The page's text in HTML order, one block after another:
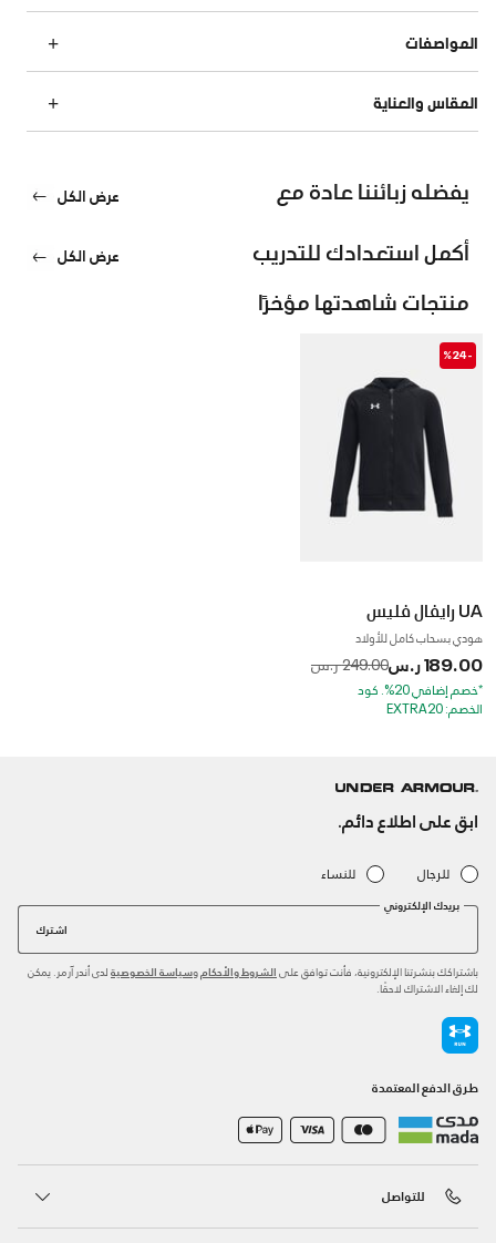
المواصفات
المقاس والعناية
يفضله زبائننا عادة مع عرض الكل
أكمل استعدادك للتدريب عرض الكل
منتجات شاهدتها مؤخرًا
-%24
UA رايفال فليس
هودي بسحاب كامل للأولاد
189.00 ر.س Price reduced from
249.00 ر.س to
*خصم إضافي 20%. كود
الخصم: EXTRA20
ابق على اطلاع دائم.
للرجال للنساء
بريدك الإلكتروني
اشترك
باشتراكك بنشرتنا الإلكترونية، فأنت توافق على الشروط والأحكام وسياسة الخصوصية لدى أندر آرمر. يمكن
لك إلغاء الاشتراك لاحقًا.
طرق الدفع المعتمدة
للتواصل